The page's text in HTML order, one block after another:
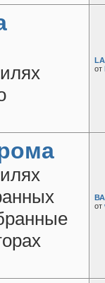
от
от